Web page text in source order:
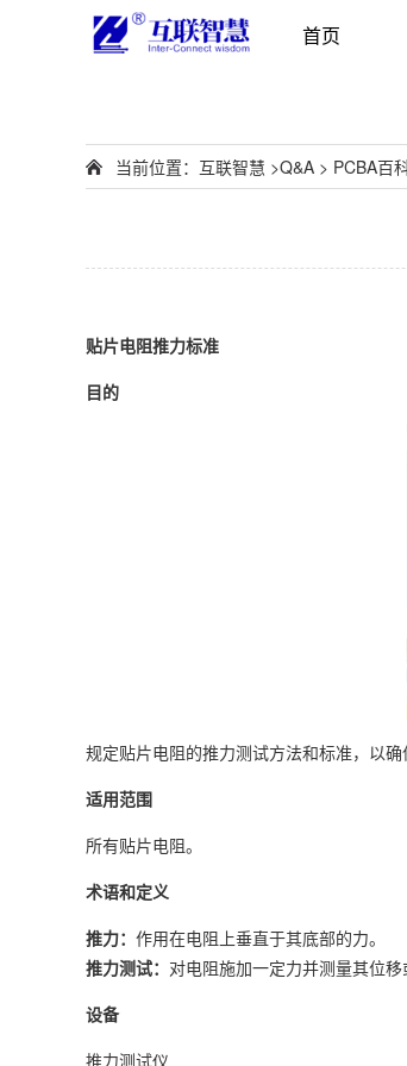
首页
当前位置： 互联智慧 >Q&A > PCBA百
贴片电阻推力标准
目的
规定贴片电阻的推力测试方法和标准，以
适用范围
所有贴片电阻。
术语和定义
推力： 作用在电阻上垂直于其底部的力。
推力测试： 对电阻施加一定力并测量其位移
设备
推力测试仪